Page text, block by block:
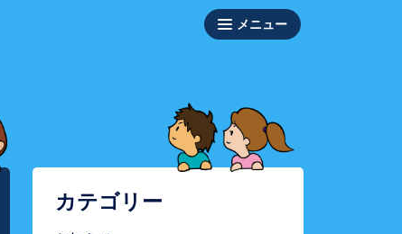
カテゴリー